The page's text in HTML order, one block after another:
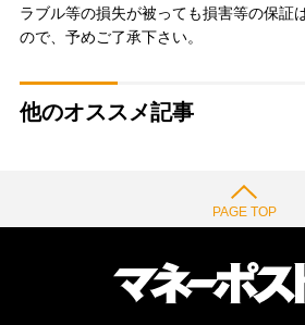
ラブル等の損失が被っても損害等の保証
ので、予めご了承下さい。
他のオススメ記事
PAGE TOP